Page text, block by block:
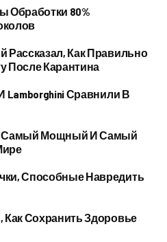
Обработки 80%
Рассказал, Как Правильно
После Карантина
Lamborghini Сравнили В
Самый Мощный И Самый
Способные Навредить
Как Сохранить Здоровье